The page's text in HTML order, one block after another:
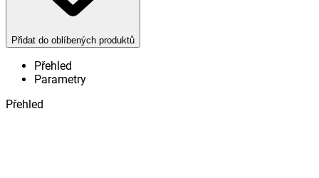
Přidat do oblíbených produktů
Přehled
Parametry
Přehled